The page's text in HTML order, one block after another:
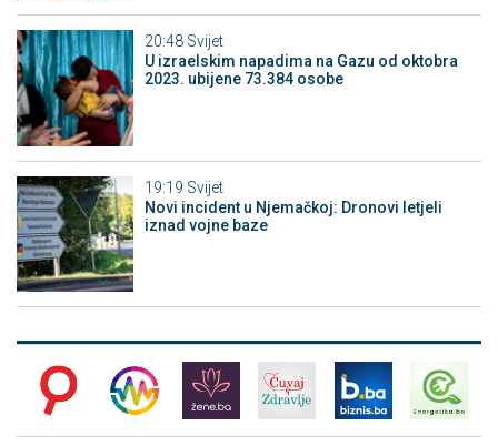
20:48 Svijet
U izraelskim napadima na Gazu od oktobra
2023. ubijene 73.384 osobe
19:19 Svijet
Novi incident u Njemačkoj: Dronovi letjeli
iznad vojne baze